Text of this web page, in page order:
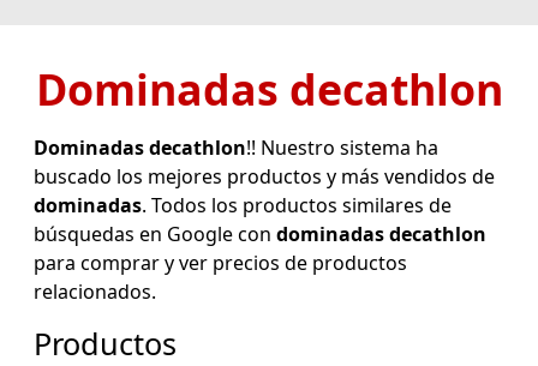
Dominadas decathlon
Dominadas decathlon!! Nuestro sistema ha
buscado los mejores productos y más vendidos de
dominadas. Todos los productos similares de
búsquedas en Google con dominadas decathlon
para comprar y ver precios de productos
relacionados.
Productos